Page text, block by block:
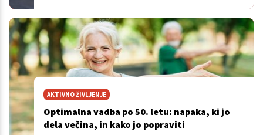
AKTIVNO ŽIVLJENJE
Optimalna vadba po 50. letu: napaka, ki jo
dela večina, in kako jo popraviti